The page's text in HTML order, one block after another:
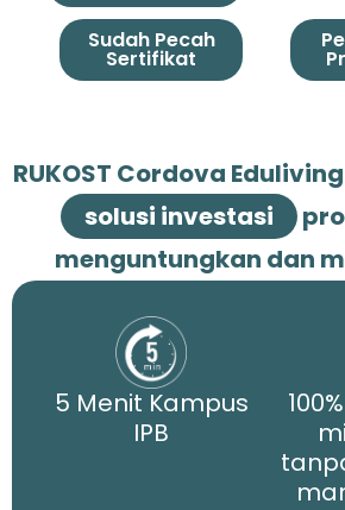
Sudah Pecah
Sertifikat
RUKOST Cordova
solusi investasi
menguntungkan dan
5 Menit Kampus
IPB